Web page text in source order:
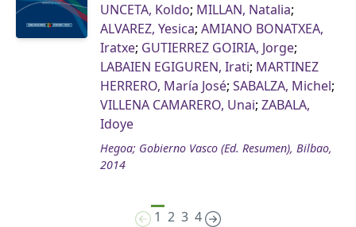
UNCETA, Koldo; MILLAN, Natalia;
ALVAREZ, Yesica; AMIANO BONATXEA,
Iratxe; GUTIERREZ GOIRIA, Jorge;
LABAIEN EGIGUREN, Irati; MARTINEZ
HERRERO, María José; SABALZA, Michel;
VILLENA CAMARERO, Unai; ZABALA,
Idoye
Hegoa; Gobierno Vasco (Ed. Resumen), Bilbao,
2014
1 2 3 4